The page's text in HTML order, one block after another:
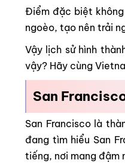
Điểm đặc biệt không
ngoèo, tạo nên trải
Vậy lịch sử hình
vậy? Hãy cùng
San
San Francisco là
đang tìm hiểu San
tiếng, nơi mang đậm